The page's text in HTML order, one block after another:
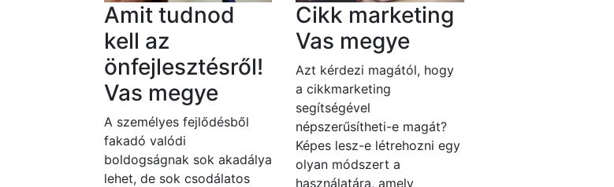
Amit tudnod
kell az
önfejlesztésről!
Vas megye
A személyes fejlődésből
fakadó valódi
boldogságnak sok akadálya
lehet, de sok csodálatos
Cikk marketing
Vas megye
Azt kérdezi magától, hogy
a cikkmarketing
segítségével
népszerűsítheti-e magát?
Képes lesz-e létrehozni egy
olyan módszert a
használatára, amely